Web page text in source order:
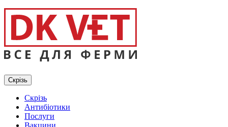
Скрізь
Скрізь
Антибіотики
Послуги
Вакцини